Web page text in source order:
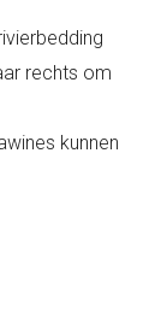
rechts om
kunnen